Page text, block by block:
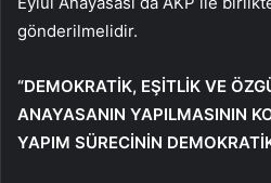
gönderilmelidir.
“DEMOKRATİK, EŞİTLİK VE
ANAYASANIN YAPILMASININ
YAPIM SÜRECİNİN